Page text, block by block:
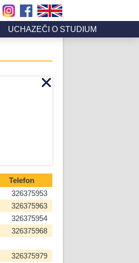
UCHAZEČI O STUDIUM
Telefon
326375953
326375963
326375954
326375968
326375979